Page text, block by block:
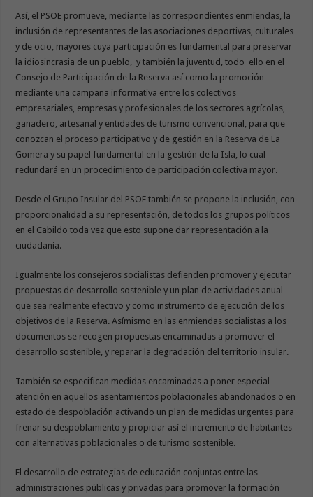
Así, el PSOE promueve, mediante las correspondientes enmiendas, la
inclusión de representantes de las asociaciones deportivas, culturales
y de ocio, mayores cuya participación es fundamental para preservar
la idiosincrasia de un pueblo, y también la juventud, todo ello en el
Consejo de Participación de la Reserva así como la promoción
mediante una campaña informativa entre los colectivos
empresariales, empresas y profesionales de los sectores agrícolas,
ganadero, artesanal y entidades de turismo convencional, para que
conozcan el proceso participativo y de gestión en la Reserva de La
Gomera y su papel fundamental en la gestión de la Isla, lo cual
redundará en un procedimiento de participación colectiva mayor.
Desde el Grupo Insular del PSOE también se propone la inclusión, con
proporcionalidad a su representación, de todos los grupos políticos
en el Cabildo toda vez que esto supone dar representación a la
ciudadanía.
Igualmente los consejeros socialistas defienden promover y ejecutar
propuestas de desarrollo sostenible y un plan de actividades anual
que sea realmente efectivo y como instrumento de ejecución de los
objetivos de la Reserva. Asímismo en las enmiendas socialistas a los
documentos se recogen propuestas encaminadas a promover el
desarrollo sostenible, y reparar la degradación del territorio insular.
También se especifican medidas encaminadas a poner especial
atención en aquellos asentamientos poblacionales abandonados o en
estado de despoblación activando un plan de medidas urgentes para
frenar su despoblamiento y propiciar así el incremento de habitantes
con alternativas poblacionales o de turismo sostenible.
El desarrollo de estrategias de educación conjuntas entre las
administraciones públicas y privadas para promover la formación